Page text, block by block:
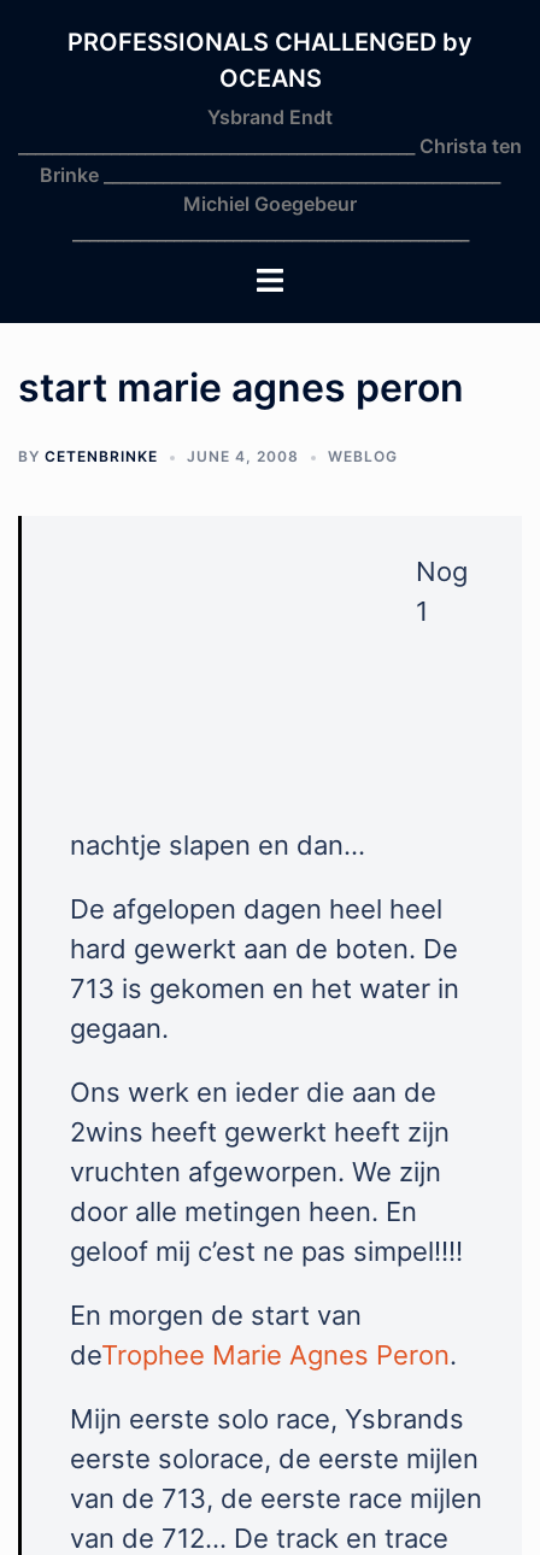
PROFESSIONALS CHALLENGED by
OCEANS
Ysbrand Endt
_______________________________________________ Christa ten
Brinke _______________________________________________
Michiel Goegebeur
Toggle
menu
start marie agnes peron
BY CETENBRINKE JUNE 4, 2008 WEBLOG
Nog
1
nachtje slapen en dan…
De afgelopen dagen heel heel
hard gewerkt aan de boten. De
713 is gekomen en het water in
gegaan.
Ons werk en ieder die aan de
2wins heeft gewerkt heeft zijn
vruchten afgeworpen. We zijn
door alle metingen heen. En
geloof mij c’est ne pas simpel!!!!
En morgen de start van
deTrophee Marie Agnes Peron.
Mijn eerste solo race, Ysbrands
eerste solorace, de eerste mijlen
van de 713, de eerste race mijlen
van de 712… De track en trace